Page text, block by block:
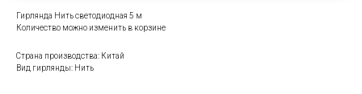
Гирлянда Нить светодиодная 5 м
Количество можно изменить в корзине
Страна производства: Китай
Вид гирлянды: Нить